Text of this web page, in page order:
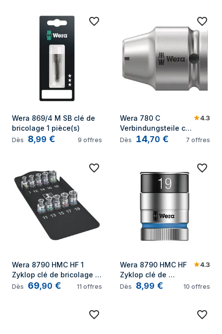
Wera 869/4 M SB clé de
bricolage 1 pièce(s)
Dès 8,99 € 9 offres
Wera 780 C
Verbindungsteile clé
de bricolage 1
4.3
Dès 14,70 € 7 offres
Wera 8790 HMC HF 1
Zyklop clé de bricolage
10 pièce(s)
Dès 69,90 € 11 offres
Wera 8790 HMC HF
Zyklop clé de
bricolage 1 pièce(s)
4.3
Dès 8,99 € 10 offres